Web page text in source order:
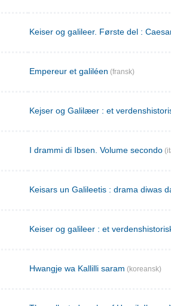
Keiser og galileer. Første del :
Empereur et galiléen (fransk)
Kejser og Galilæer : et
I drammi di Ibsen. Volume secondo
Keisars un Galileetis : drama diwas
Keiser og galileer : et
Hwangje wa Kallilli saram (koreansk)